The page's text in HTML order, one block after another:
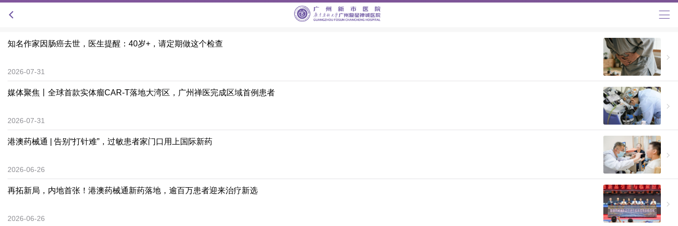
知名作家因肠癌去世，医生提醒：40岁+，请定期做这个检查
2026-07-31
媒体聚焦丨全球首款实体瘤CAR-T落地大湾区，广州禅医完成区域首例患者
2026-07-31
港澳药械通 | 告别“打针难”，过敏患者家门口用上国际新药
2026-06-26
再拓新局，内地首张！港澳药械通新药落地，逾百万患者迎来治疗新选
2026-06-26